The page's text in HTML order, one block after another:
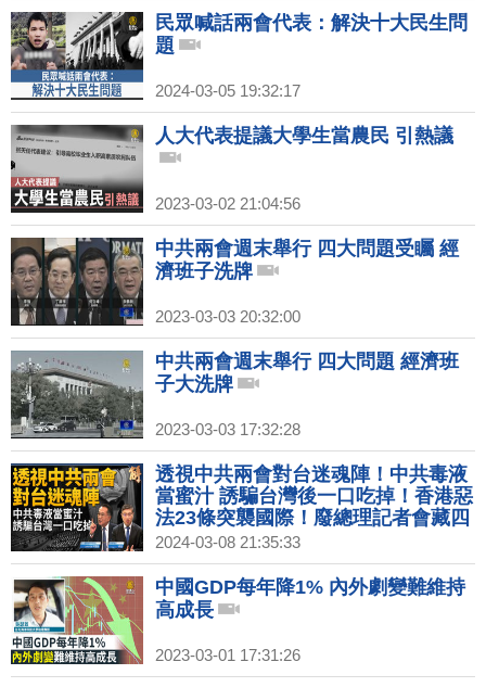
民眾喊話兩會代表：解決十大民生問
題
2024-03-05 19:32:17
人大代表提議大學生當農民 引熱議
2023-03-02 21:04:56
中共兩會週末舉行 四大問題受矚 經
濟班子洗牌
2023-03-03 20:32:00
中共兩會週末舉行 四大問題 經濟班
子大洗牌
2023-03-03 17:32:28
透視中共兩會對台迷魂陣！中共毒液
當蜜汁 誘騙台灣後一口吃掉！香港惡
法23條突襲國際！廢總理記者會藏四
個邊緣化！獨解中共GDP政治學！川
拜將再交鋒！｜宋國誠｜桑普｜新聞
大破解 【2024年3月8日】
2024-03-08 21:35:33
中國GDP每年降1% 內外劇變難維持
高成長
2023-03-01 17:31:26